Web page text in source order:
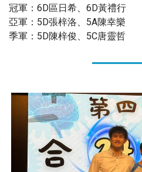
冠軍：6D區日希、6D黃禮行
亞軍：5D張梓洛、5A陳幸樂
季軍：5D陳梓俊、5C唐靈哲